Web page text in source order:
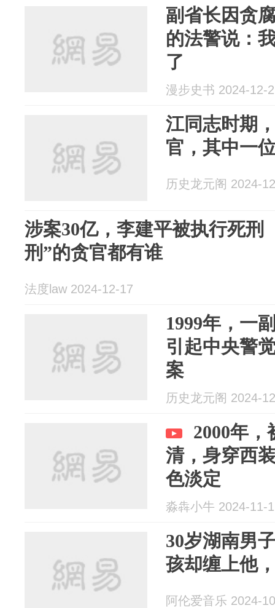
副省长因贪
的法警说：
了
漫步史书 2024-12-
江同志时期
官，其中一
历史龙元阁 2024-
涉案30亿，李建平被执行死刑
刑”的贪官都有谁
法度law 2024-12-17
1999年，一
引起中央警
案
历史龙元阁 2024-
2000年
清，身穿西
色淡定
淼犇小牛 2024-11-
30岁湖南男
孩却缠上他
阿伦爱音乐 2024-